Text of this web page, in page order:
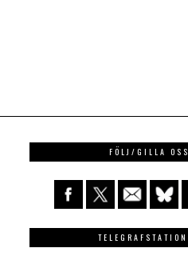
FÖLJ/GILLA OSS